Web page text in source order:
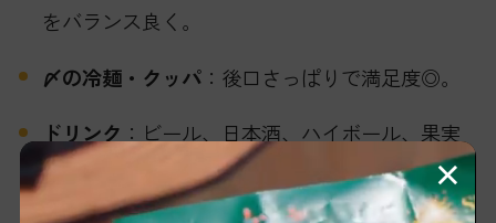
をバランス良く。
〆の冷麺・クッパ：後口さっぱりで満足度◎。
ドリンク ：ビール、日本酒、ハイボール、果実
酒など。
※在庫・内容は日によって変動。詳細は店頭で
×